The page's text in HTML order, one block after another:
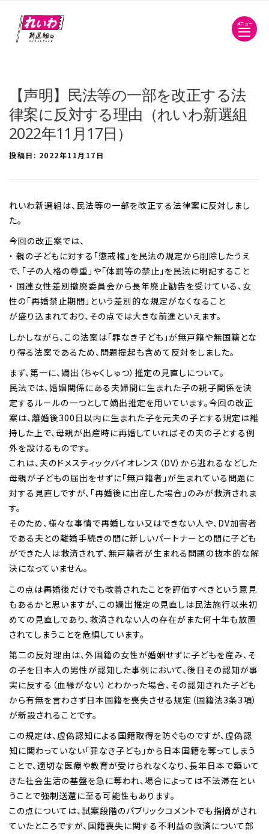
メニュー
【声明】民法等の一部を改正する法
律案に反対する理由（れいわ新選組
2022年11月17日）
投稿日: 2022年11月17日
れいわ新選組は、民法等の一部を改正する法律案に反対しまし
た。
今回の改正案では、
・ 親の子どもに対する「懲戒権」を民法の規定から削除したうえ
で、「子の人格の尊重」や「体罰等の禁止」を民法に明記すること
・ 国連女性差別撤廃委員会から長年廃止勧告を受けている、女
性の「再婚禁止期間」という差別的な規定がなくなること
が盛り込まれており、その点では大きな前進といえます。
しかしながら、この法案は「罪なき子ども」が無戸籍や無国籍とな
り得る法案であるため、問題提起も含めて反対をしました。
まず、第一に、嫡出（ちゃくしゅつ）推定の見直しについて。
民法では、婚姻関係にある夫婦間に生まれた子の親子関係を決
定するルールの一つとして嫡出推定を用いています。今回の改正
案は、離婚後300日以内に生まれた子を元夫の子とする規定は維
持した上で、母親が出産時に再婚していればその夫の子とする例
外を設けるものです。
これは、夫のドメスティックバイオレンス（DV）から逃れるなどした
母親が子どもの届出をせずに「無戸籍者」が生まれている問題に
対する見直しですが、「再婚後に出産した場合」のみが救済されま
す。
そのため、様々な事情で再婚しない又はできない人や、DV加害者
である夫との離婚手続きの間に新しいパートナーとの間に子ども
ができた人は救済されず、無戸籍者が生まれる問題の抜本的な解
決になっていません。
この点は再婚後だけでも改善されたことを評価すべきという意見
もあるかと思いますが、この嫡出推定の見直しは民法施行以来初
めての見直しであり、救済されない人の存在がまた何十年も放置
されてしまうことを危惧しています。
第二の反対理由は、外国籍の女性が婚姻せずに子どもを産み、そ
の子を日本人の男性が認知した事例において、後日その認知が事
実に反する（血縁がない）とわかった場合、その認知された子ども
から有無を言わさず日本国籍を喪失させる規定（国籍法3条3項）
が新設されることです。
この規定は、虚偽認知による国籍取得を防ぐものですが、虚偽認
知に関わっていない「罪なき子ども」から日本国籍を奪ってしまう
ことで、適切な医療や教育が受けられなくなり、長年日本で築いて
きた社会生活の基盤を急に奪われ、場合によっては不法滞在とい
うことで強制送還に至る可能性もあります。
この点については、試案段階のパブリックコメントでも指摘がされ
ていたところですが、国籍喪失に関する不利益の救済について部